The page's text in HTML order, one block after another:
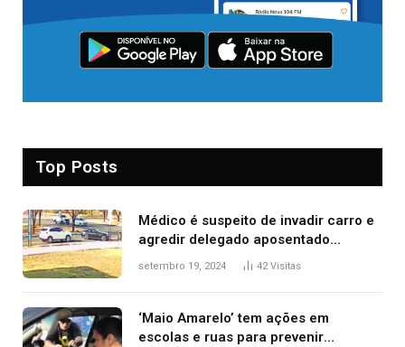
Top Posts
Médico é suspeito de invadir carro e
agredir delegado aposentado
durante confusão no trânsito
setembro 19, 2024 42Visitas
‘Maio Amarelo’ tem ações em
escolas e ruas para prevenir